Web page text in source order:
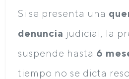
Si se presenta una
denuncia judicial, la
suspende hasta 6
tiempo no se dicta